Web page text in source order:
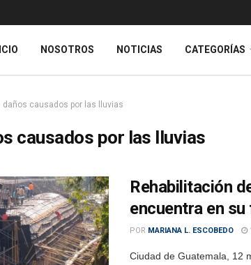
NOSOTROS NOTICIAS CATEGORÍAS
daños causados por las lluvias
causados por las lluvias
Rehabilitación
encuentra en su
POR MARIANA L. ESCOBEDO
Ciudad de Guatemala, 12